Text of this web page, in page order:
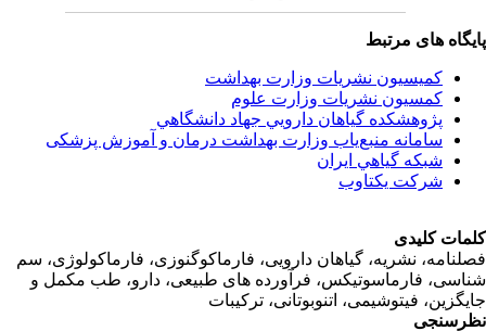
های مرتبط
کمیسیون نشریات وزارت بهداشت
کمسیون نشریات وزارت علوم
پژوهشكده گياهان دارويي جهاد دانشگاهي
سامانه منبع‌ياب وزارت بهداشت درمان و آموزش پزشکی
شبكه گياهي ايران
شرکت یکتاوب
کلیدی
نشریه، گیاهان دارویی، فارماکوگنوزی، فارماکولوژی، سم
فارماسوتیکس، فرآورده های طبیعی، دارو، طب مکمل و
فیتوشیمی، اتنوبوتانی، ترکیبات